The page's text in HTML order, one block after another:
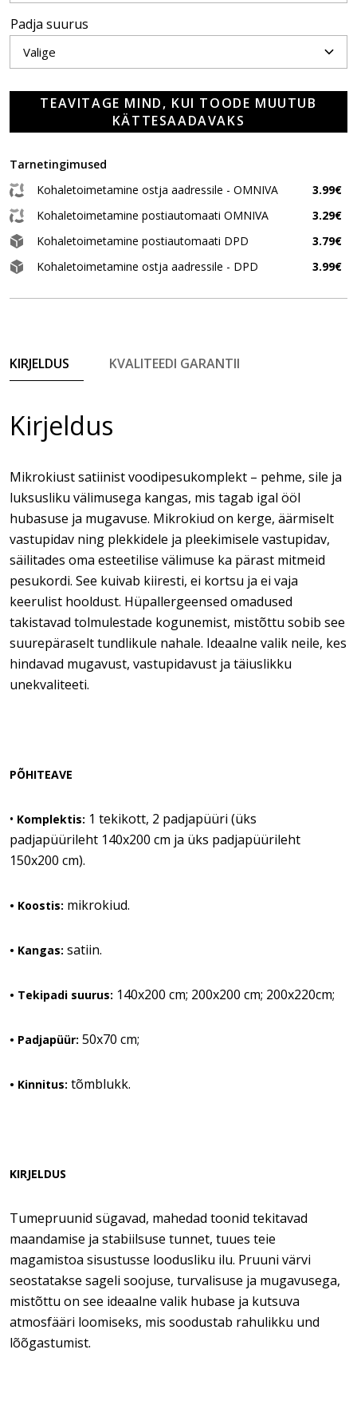
Padja suurus
TEAVITAGE MIND, KUI TOODE MUUTUB
KÄTTESAADAVAKS
Tarnetingimused
Kohaletoimetamine ostja aadressile - OMNIVA
3.99€
Kohaletoimetamine postiautomaati OMNIVA
3.29€
Kohaletoimetamine postiautomaati DPD
3.79€
Kohaletoimetamine ostja aadressile - DPD
3.99€
KIRJELDUS KVALITEEDI GARANTII
Kirjeldus
Mikrokiust satiinist voodipesukomplekt – pehme, sile ja
luksusliku välimusega kangas, mis tagab igal ööl
hubasuse ja mugavuse. Mikrokiud on kerge, äärmiselt
vastupidav ning plekkidele ja pleekimisele vastupidav,
säilitades oma esteetilise välimuse ka pärast mitmeid
pesukordi. See kuivab kiiresti, ei kortsu ja ei vaja
keerulist hooldust. Hüpallergeensed omadused
takistavad tolmulestade kogunemist, mistõttu sobib see
suurepäraselt tundlikule nahale. Ideaalne valik neile, kes
hindavad mugavust, vastupidavust ja täiuslikku
unekvaliteeti.
PÕHITEAVE
• Komplektis: 1 tekikott, 2 padjapüüri (üks
padjapüürileht 140x200 cm ja üks padjapüürileht
150x200 cm).
• Koostis: mikrokiud.
• Kangas: satiin.
• Tekipadi suurus: 140x200 cm; 200x200 cm; 200x220cm;
• Padjapüür: 50x70 cm;
• Kinnitus: tõmblukk.
KIRJELDUS
Tumepruunid sügavad, mahedad toonid tekitavad
maandamise ja stabiilsuse tunnet, tuues teie
magamistoa sisustusse loodusliku ilu. Pruuni värvi
seostatakse sageli soojuse, turvalisuse ja mugavusega,
mistõttu on see ideaalne valik hubase ja kutsuva
atmosfääri loomiseks, mis soodustab rahulikku und
lõõgastumist.